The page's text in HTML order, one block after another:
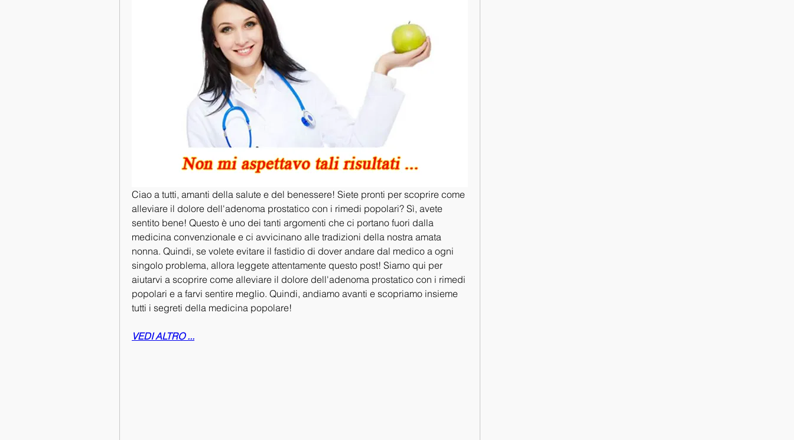
Ciao a tutti, amanti della salute e del benessere! Siete pronti per scoprire come
alleviare il dolore dell'adenoma prostatico con i rimedi popolari? Sì, avete
sentito bene! Questo è uno dei tanti argomenti che ci portano fuori dalla
medicina convenzionale e ci avvicinano alle tradizioni della nostra amata
nonna. Quindi, se volete evitare il fastidio di dover andare dal medico a ogni
singolo problema, allora leggete attentamente questo post! Siamo qui per
aiutarvi a scoprire come alleviare il dolore dell'adenoma prostatico con i rimedi
popolari e a farvi sentire meglio. Quindi, andiamo avanti e scopriamo insieme
tutti i segreti della medicina popolare!
VEDI ALTRO ...